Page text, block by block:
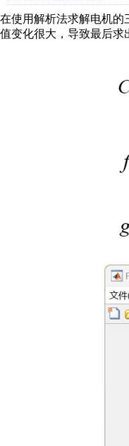
在使用解析法求解电机的
值变化很大，导致最后求